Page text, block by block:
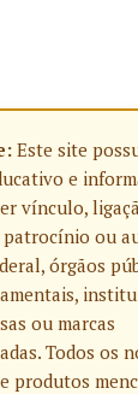
Este site
e
vínculo,
patrocínio ou
órgãos
ou marcas
Todos os
produtos